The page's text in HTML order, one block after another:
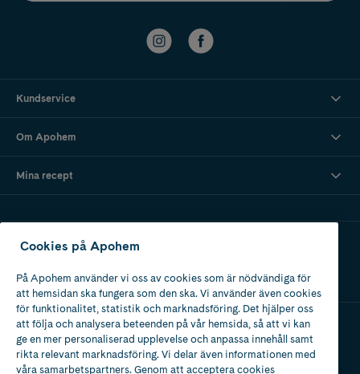
Kundservice
Om Apohem
Mina recept
Ladda ner vår app
Apotek med tillstånd
av Läkemedelsverket
Cookies på Apohem
På Apohem använder vi oss av cookies som är nödvändiga för
att hemsidan ska fungera som den ska. Vi använder även cookies
för funktionalitet, statistik och marknadsföring. Det hjälper oss
att följa och analysera beteenden på vår hemsida, så att vi kan
ge en mer personaliserad upplevelse och anpassa innehåll samt
rikta relevant marknadsföring. Vi delar även informationen med
våra samarbetspartners. Genom att acceptera cookies